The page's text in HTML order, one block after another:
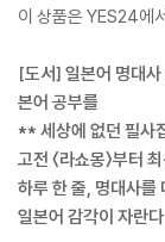
이 상품은 YES24에
[도서] 일본어 명대
본어 공부를
** 세상에 없던 필사
고전 〈라쇼몽〉부터 최
하루 한 줄, 명대사를
일본어 감각이 자란